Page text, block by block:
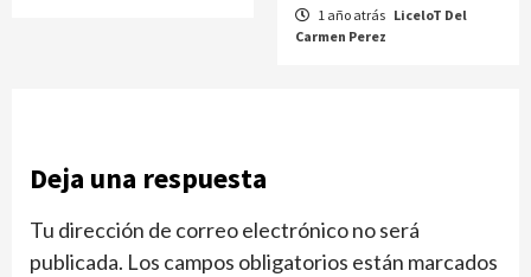
1 año atrás LiceloT Del
Carmen Perez
Deja una respuesta
Tu dirección de correo electrónico no será
publicada. Los campos obligatorios están marcados